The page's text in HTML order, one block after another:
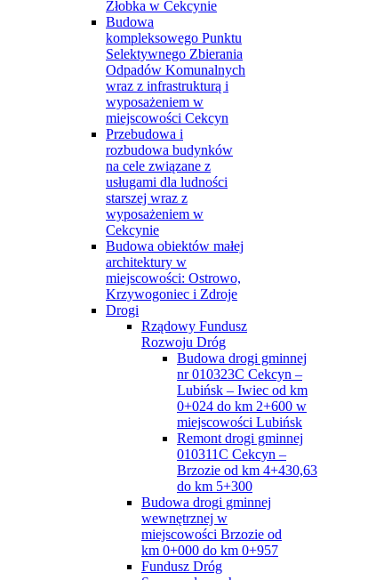
Żłobka w Cekcynie
Budowa
kompleksowego Punktu
Selektywnego Zbierania
Odpadów Komunalnych
wraz z infrastrukturą i
wyposażeniem w
miejscowości Cekcyn
Przebudowa i
rozbudowa budynków
na cele związane z
usługami dla ludności
starszej wraz z
wyposażeniem w
Cekcynie
Budowa obiektów małej
architektury w
miejscowości: Ostrowo,
Krzywogoniec i Zdroje
Drogi
Rządowy Fundusz
Rozwoju Dróg
Budowa drogi gminnej
nr 010323C Cekcyn –
Lubińsk – Iwiec od km
0+024 do km 2+600 w
miejscowości Lubińsk
Remont drogi gminnej
010311C Cekcyn –
Brzozie od km 4+430,63
do km 5+300
Budowa drogi gminnej
wewnętrznej w
miejscowości Brzozie od
km 0+000 do km 0+957
Fundusz Dróg